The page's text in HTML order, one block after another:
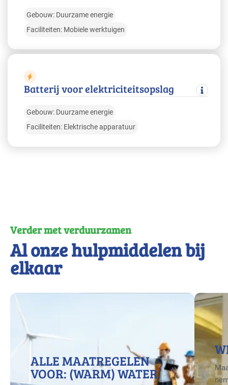
Gebouw: Duurzame energie
Faciliteiten: Mobiele werktuigen
Batterij voor elektriciteitsopslag
Gebouw: Duurzame energie
Faciliteiten: Elektrische apparatuur
Verder met verduurzamen
Al onze hulpmiddelen bij
elkaar
ALLE MAATREGELEN
VOOR: (WARM) WATER